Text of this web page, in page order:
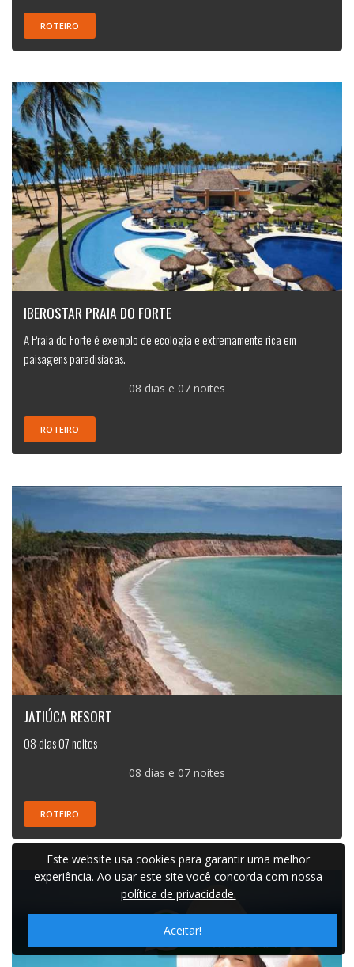
ROTEIRO
IBEROSTAR PRAIA DO FORTE
A Praia do Forte é exemplo de ecologia e extremamente rica em
paisagens paradisíacas.
08 dias e 07 noites
ROTEIRO
JATIÚCA RESORT
08 dias 07 noites
08 dias e 07 noites
ROTEIRO
Este website usa cookies para garantir uma melhor
experiência. Ao usar este site você concorda com nossa
política de privacidade.
Aceitar!